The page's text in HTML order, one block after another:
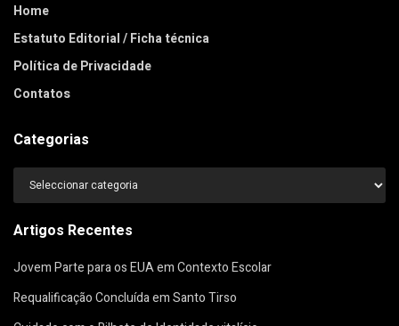
Home
Estatuto Editorial / Ficha técnica
Política de Privacidade
Contatos
Categorias
Categorias
Artigos Recentes
Jovem Parte para os EUA em Contexto Escolar
Requalificação Concluída em Santo Tirso